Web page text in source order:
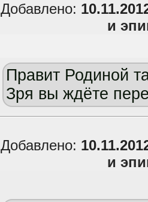
Добавлено:
и
Правит Родиной
Зря вы ждёте
Добавлено:
и